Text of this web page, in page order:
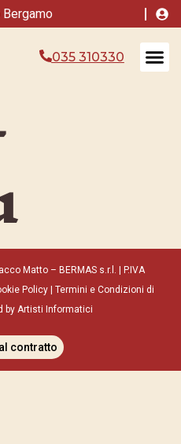
035 310330
Matto – BERMAS s.r.l. | P.IVA
Policy
Termini e Condizioni di
by Artisti Informatici
contratto